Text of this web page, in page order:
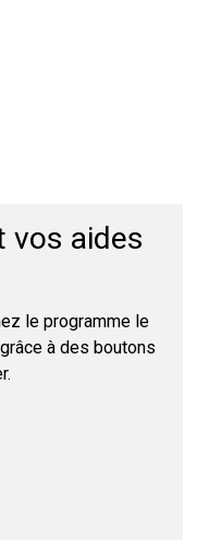
vos aides
le programme le
à des boutons